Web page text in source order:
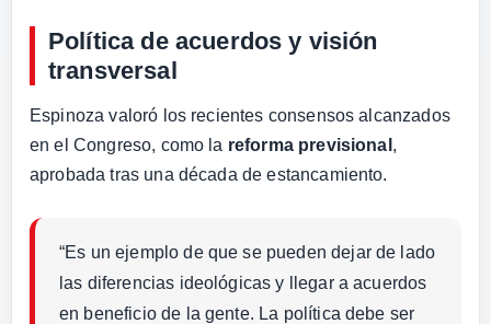
Política de acuerdos y visión
transversal
Espinoza valoró los recientes consensos alcanzados
en el Congreso, como la reforma previsional ,
aprobada tras una década de estancamiento.
“Es un ejemplo de que se pueden dejar de lado
las diferencias ideológicas y llegar a acuerdos
en beneficio de la gente. La política debe ser